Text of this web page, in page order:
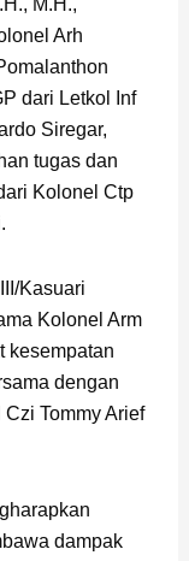
M.H.,
Arh
dari Letkol Inf
Siregar,
tugas dan
Kolonel Ctp
Kasuari
Kolonel Arm
kesempatan
dengan
Tommy Arief
dampak